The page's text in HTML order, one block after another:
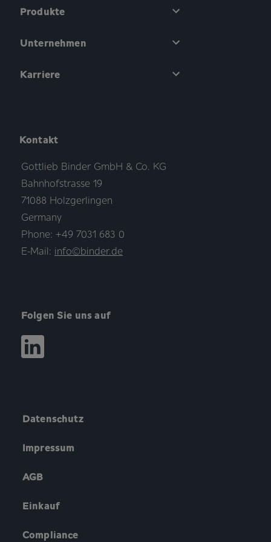
Produkte
Unternehmen
Karriere
Kontakt
Gottlieb Binder GmbH & Co. KG
Bahnhofstrasse 19
71088 Holzgerlingen
Germany
Phone: +49 7031 683 0
E-Mail: info©binder.de
Folgen Sie uns auf
Datenschutz
Impressum
AGB
Einkauf
Compliance